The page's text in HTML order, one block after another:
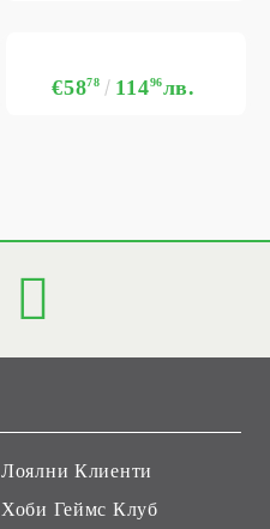
€5878 11496лв.
Лоялни Клиенти
Хоби Геймс Клуб